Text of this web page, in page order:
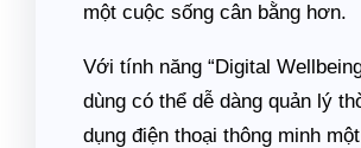
một cuộc sống cân bằng hơn.
Với tính năng “Digital
dùng có thể dễ dàng quản lý
dụng điện thoại thông minh